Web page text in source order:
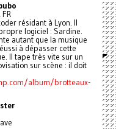
résidant à Lyon. Il
logiciel : Sardine.
autant que la musique
à dépasser cette
Il tape très vite sur un
sur scène : il doit
album/brotteaux-